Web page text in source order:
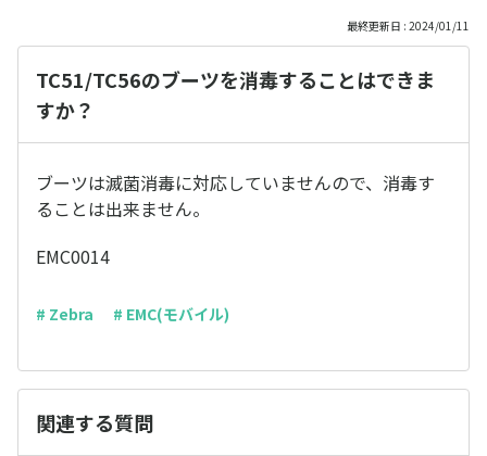
最終更新日 : 2024/01/11
TC51/TC56のブーツを消毒することはできま
すか？
ブーツは滅菌消毒に対応していませんので、消毒す
ることは出来ません。
EMC0014
# Zebra # EMC(モバイル)
関連する質問